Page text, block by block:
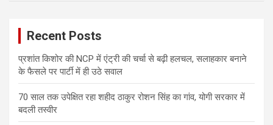
Recent Posts
प्रशांत किशोर की NCP में एंट्री की चर्चा से बढ़ी हलचल, सलाहकार बनाने
के फैसले पर पार्टी में ही उठे सवाल
70 साल तक उपेक्षित रहा शहीद ठाकुर रोशन सिंह का गांव, योगी सरकार में
बदली तस्वीर